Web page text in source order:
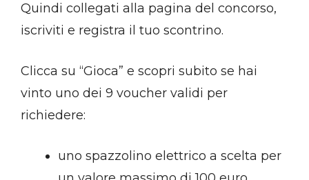
Quindi collegati alla pagina del concorso,
iscriviti e registra il tuo scontrino.
Clicca su “Gioca” e scopri subito se hai
vinto uno dei 9 voucher validi per
richiedere:
uno spazzolino elettrico a scelta per